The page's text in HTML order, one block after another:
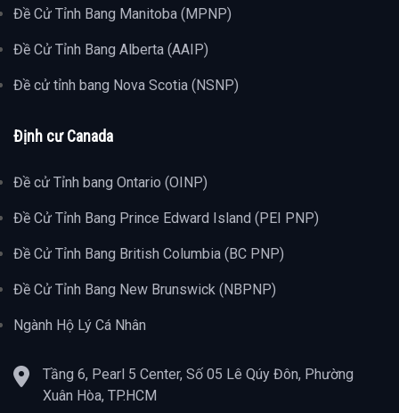
Đề Cử Tỉnh Bang Manitoba (MPNP)
Đề Cử Tỉnh Bang Alberta (AAIP)
Đề cử tỉnh bang Nova Scotia (NSNP)
Định cư Canada
Đề cử Tỉnh bang Ontario (OINP)
Đề Cử Tỉnh Bang Prince Edward Island (PEI PNP)
Đề Cử Tỉnh Bang British Columbia (BC PNP)
Đề Cử Tỉnh Bang New Brunswick (NBPNP)
Ngành Hộ Lý Cá Nhân
Tầng 6, Pearl 5 Center, Số 05 Lê Qúy Đôn, Phường
Xuân Hòa, TP.HCM